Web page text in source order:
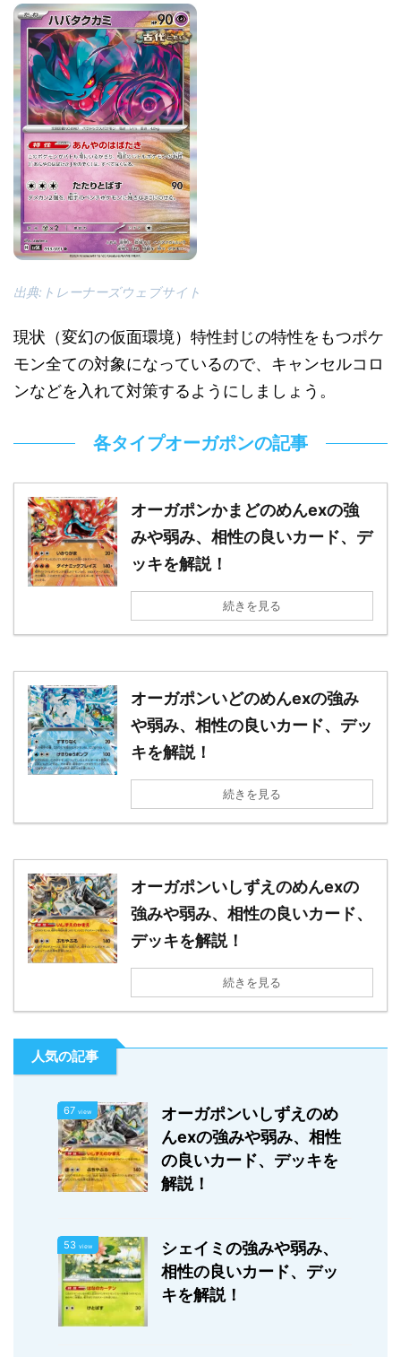
出典:トレーナーズウェブサイト
現状（変幻の仮面環境）特性封じの特性をもつポケ
モン全ての対象になっているので、キャンセルコロ
ンなどを入れて対策するようにしましょう。
各タイプオーガポンの記事
オーガポンかまどのめんexの強
みや弱み、相性の良いカード、デ
ッキを解説！
続きを見る
オーガポンいどのめんexの強み
や弱み、相性の良いカード、デッ
キを解説！
続きを見る
オーガポンいしずえのめんexの
強みや弱み、相性の良いカード、
デッキを解説！
続きを見る
人気の記事
67 view
オーガポンいしずえのめ
んexの強みや弱み、相性
の良いカード、デッキを
解説！
53 view
シェイミの強みや弱み、
相性の良いカード、デッ
キを解説！